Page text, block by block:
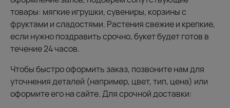
товары: мягкие игрушки, сувениры, корзины с
фруктами и сладостями. Растения свежие и крепкие,
если нужно поздравить срочно, букет будет готов в
течение 24 часов.
Чтобы быстро оформить заказ, позвоните нам для
уточнения деталей (например, цвет, тип, цена) или
оформите его на сайте. Для срочной доставки: